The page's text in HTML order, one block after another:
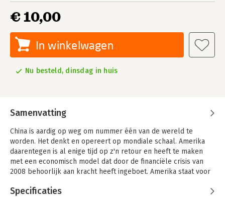
€ 10,00
In winkelwagen
Nu besteld, dinsdag in huis
Samenvatting
China is aardig op weg om nummer één van de wereld te
worden. Het denkt en opereert op mondiale schaal. Amerika
daarentegen is al enige tijd op z'n retour en heeft te maken
met een economisch model dat door de financiële crisis van
2008 behoorlijk aan kracht heeft ingeboet. Amerika staat voor
binnen- en buitenlandse politiek, die inmiddels het sociale
Specificaties